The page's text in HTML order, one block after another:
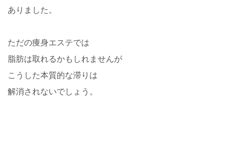
ありました。
ただの痩身エステでは
脂肪は取れるかもしれませんが
こうした本質的な滞りは
解消されないでしょう。